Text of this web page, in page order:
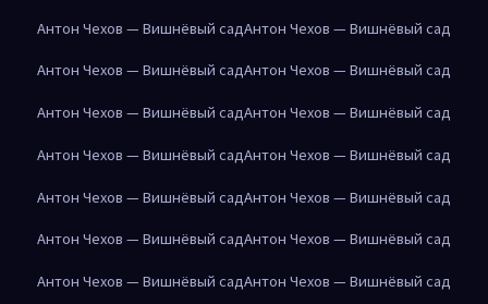
Антон Чехов — Вишнёвый садАнтон Чехов — Вишнёвый сад
Антон Чехов — Вишнёвый садАнтон Чехов — Вишнёвый сад
Антон Чехов — Вишнёвый садАнтон Чехов — Вишнёвый сад
Антон Чехов — Вишнёвый садАнтон Чехов — Вишнёвый сад
Антон Чехов — Вишнёвый садАнтон Чехов — Вишнёвый сад
Антон Чехов — Вишнёвый садАнтон Чехов — Вишнёвый сад
Антон Чехов — Вишнёвый садАнтон Чехов — Вишнёвый сад